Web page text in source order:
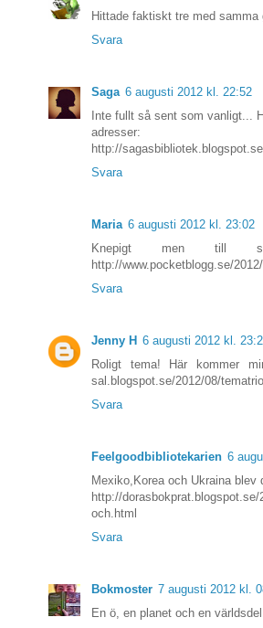
Hittade faktiskt tre med samma
Svara
Saga 6 augusti 2012 kl. 22:52
Inte fullt så sent som vanligt...
adresser:
http://
Svara
Maria 6 augusti 2012 kl. 23:02
Knepigt men till
http://www.pocketblogg.se/
Svara
Jenny H 6 augusti 2012 kl.
Roligt tema! Här kommer
sal.blogspot.se/2012/08/
Svara
Feelgoodbibliotekarien 6
Mexiko,Korea och Ukraina blev
http://
och.html
Svara
Bokmoster 7 augusti 2012 kl.
En ö, en planet och en